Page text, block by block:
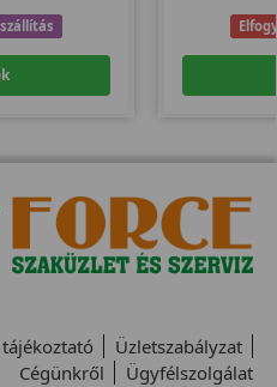
Üzletszabályzat
Cégünkről
Ügyfélszolgálat